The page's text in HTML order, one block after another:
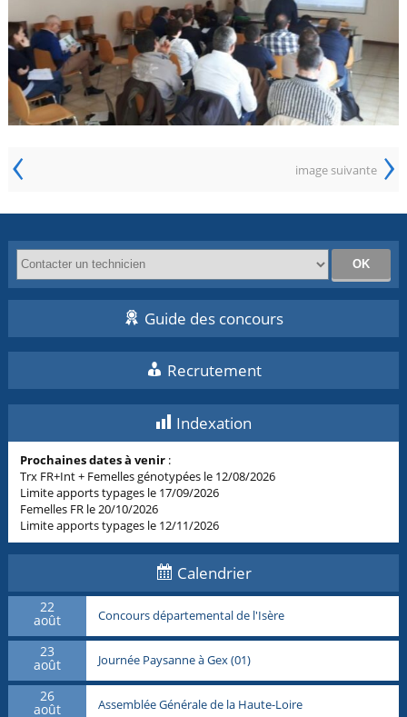
‹ image suivante ›
Guide des concours
Recrutement
Indexation
Prochaines dates à venir :
Trx FR+Int + Femelles génotypées le 12/08/2026
Limite apports typages le 17/09/2026
Femelles FR le 20/10/2026
Limite apports typages le 12/11/2026
Calendrier
22
août Concours départemental de l'Isère
23
août Journée Paysanne à Gex (01)
26
août Assemblée Générale de la Haute-Loire